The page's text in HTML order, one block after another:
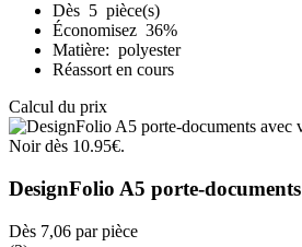
Dès 5 pièce(s)
Économisez 36%
Matière: polyester
Réassort en cours
Calcul du prix
DesignFolio A5 porte-documents
Dès 7,06 par pièce